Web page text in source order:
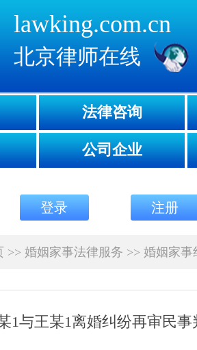
lawking.com.cn
北京律师在线
法律咨询
公司企业
登录 注册
>> 婚姻家事法律服务 >> 婚姻家事
1与王某1离婚纠纷再审民事